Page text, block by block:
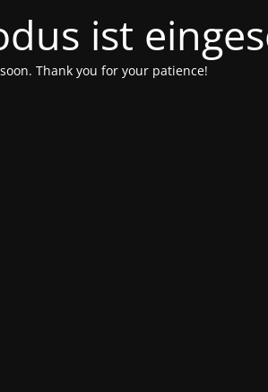
ist
Thank you for your patience!